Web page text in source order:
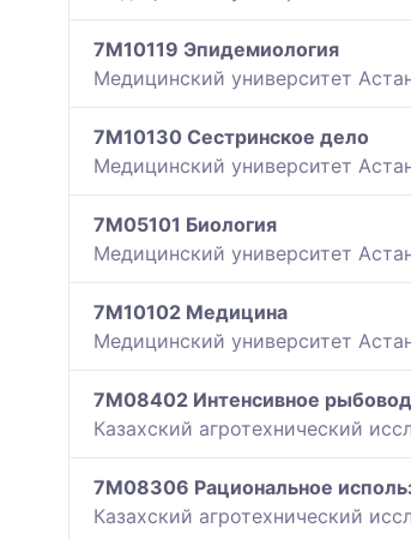
7M10119 Эпидемиология
Медицинский университет
7M10130 Сестринское дело
Медицинский университет
7M05101 Биология
Медицинский университет
7M10102 Медицина
Медицинский университет
7M08402 Интенсивное
Казахский агротехнический
7M08306 Рациональное
Казахский агротехнический